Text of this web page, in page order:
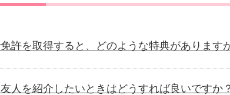
許を取得すると、どのような特典があります
人を紹介したいときはどうすれば良いですか？